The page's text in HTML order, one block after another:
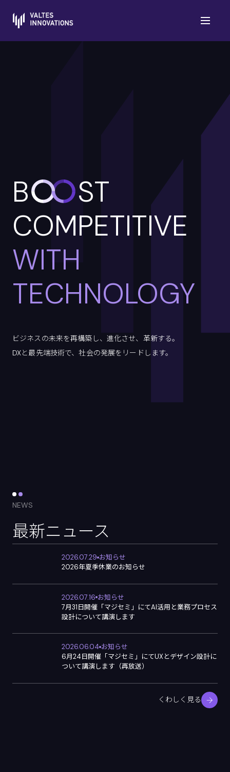
B
ST
COMPETITIVE
WITH
TECHNOLOGY
ビジネスの未来を再構築し、進化させ、革新する。
DXと最先端技術で、社会の発展をリードします。
NEWS
最新ニュース
2026.07.29 お知らせ
2026年夏季休業のお知らせ
2026.07.16 お知らせ
7月31日開催「マジセミ」にてAI活用と業務プロセス
設計について講演します
2026.06.04 お知らせ
6月24日開催「マジセミ」にてUXとデザイン設計に
ついて講演します（再放送）
くわしく見る